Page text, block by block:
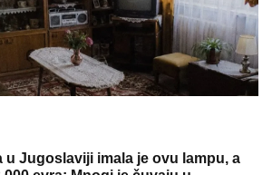
u Jugoslaviji imala je ovu lampu, a